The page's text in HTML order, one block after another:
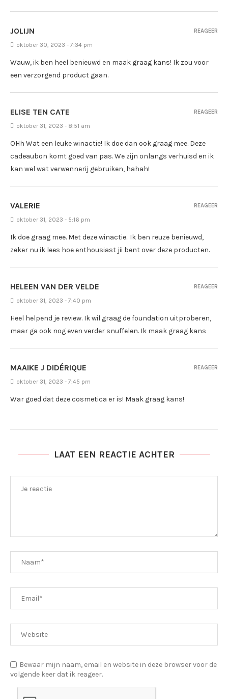
JOLIJN
oktober 30, 2023 - 7:34 pm
Wauw, ik ben heel benieuwd en maak graag kans! Ik zou voor
een verzorgend product gaan.
REAGEER
ELISE TEN CATE
oktober 31, 2023 - 8:51 am
OHh Wat een leuke winactie! Ik doe dan ook graag mee. Deze
cadeaubon komt goed van pas. We zijn onlangs verhuisd en ik
kan wel wat verwennerij gebruiken, hahah!
REAGEER
VALERIE
oktober 31, 2023 - 5:16 pm
Ik doe graag mee. Met deze winactie.. Ik ben reuze benieuwd,
zeker nu ik lees hoe enthousiast jii bent over deze producten.
REAGEER
HELEEN VAN DER VELDE
oktober 31, 2023 - 7:40 pm
Heel helpend je review. Ik wil graag de foundation uitproberen,
maar ga ook nog even verder snuffelen. Ik maak graag kans
REAGEER
MAAIKE J DIDÉRIQUE
oktober 31, 2023 - 7:45 pm
War goed dat deze cosmetica er is! Maak graag kans!
REAGEER
LAAT EEN REACTIE ACHTER
Bewaar mijn naam, email en website in deze browser voor de
volgende keer dat ik reageer.